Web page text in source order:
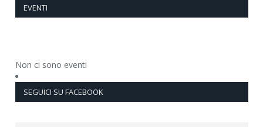
EVENTI
Non ci sono eventi
SEGUICI SU FACEBOOK